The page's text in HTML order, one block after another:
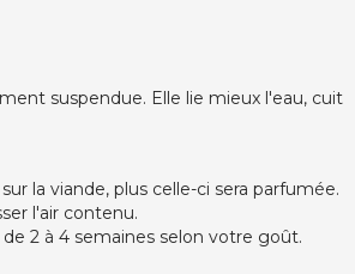
suspendue. Elle lie mieux l'eau, cuit
la viande, plus celle-ci sera parfumée.
l'air contenu.
2 à 4 semaines selon votre goût.